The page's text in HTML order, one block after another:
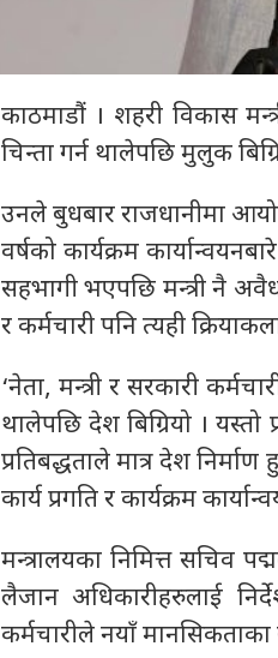
काठमाडौं । शहरी विकास
चिन्ता गर्न थालेपछि मुलुक
उनले बुधबार राजधानीमा
वर्षको कार्यक्रम
सहभागी भएपछि मन्त्री नै
र कर्मचारी पनि त्यही
‘नेता, मन्त्री र सरकारी
थालेपछि देश बिग्रियो । यस्तो
प्रतिबद्धताले मात्र देश
कार्य प्रगति र कार्यक्रम
मन्त्रालयका निमित्त सचिव
लैजान अधिकारीहरुलाई
कर्मचारीले नयाँ